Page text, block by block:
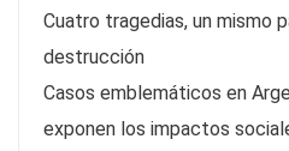
Cuatro tragedias, un mismo
destrucción
Casos emblemáticos en
exponen los impactos